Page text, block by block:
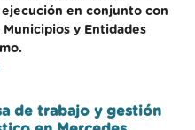
en conjunto con
y Entidades
de trabajo y gestión